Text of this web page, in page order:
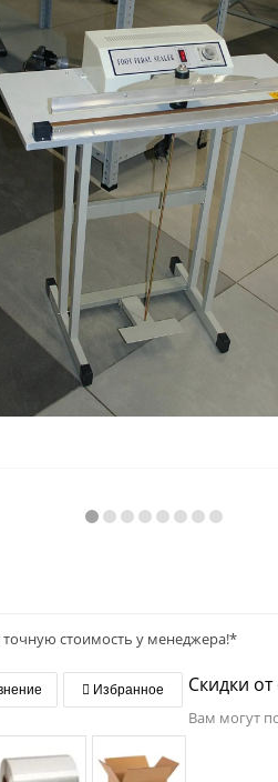
точную стоимость у менеджера!*
Избранное Скидки
Вам могут